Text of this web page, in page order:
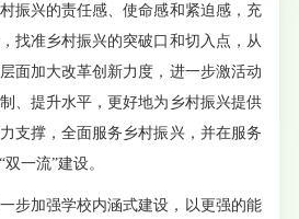
振兴的责任感、使命感和紧迫感，充
找准乡村振兴的突破口和切入点，从
面加大改革创新力度，进一步激活动
、提升水平，更好地为乡村振兴提供
支撑，全面服务乡村振兴，并在服务
一流”建设。
步加强学校内涵式建设，以更强的能